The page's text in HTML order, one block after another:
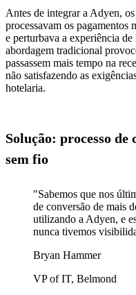
Antes de integrar a Adyen,
processavam os pagamentos
e perturbava a experiência
abordagem tradicional
passassem mais tempo na
não satisfazendo as
hotelaria.
Solução: processo
sem fio
"Sabemos que nos
de conversão de mais
utilizando a Adyen, e
nunca tivemos
Bryan Hammer
VP of IT, Belmond